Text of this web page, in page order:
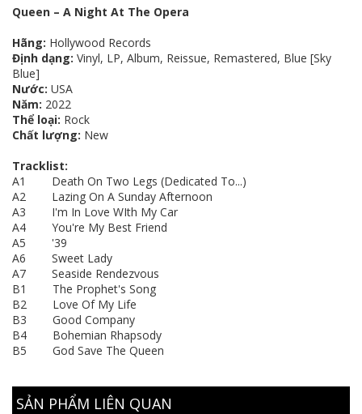
Queen – A Night At The Opera
Hãng: Hollywood Records
Định dạng: Vinyl, LP, Album, Reissue, Remastered, Blue [Sky
Blue]
Nước: USA
Năm: 2022
Thể loại: Rock
Chất lượng: New
Tracklist:
A1 Death On Two Legs (Dedicated To...)
A2 Lazing On A Sunday Afternoon
A3 I'm In Love WIth My Car
A4 You're My Best Friend
A5 '39
A6 Sweet Lady
A7 Seaside Rendezvous
B1 The Prophet's Song
B2 Love Of My Life
B3 Good Company
B4 Bohemian Rhapsody
B5 God Save The Queen
SẢN PHẨM LIÊN QUAN